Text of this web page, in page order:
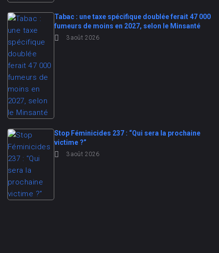
Tabac : une taxe spécifique doublée ferait 47 000
fumeurs de moins en 2027, selon le Minsanté
3 août 2026
Stop Féminicides 237 : “Qui sera la prochaine
victime ?”
3 août 2026